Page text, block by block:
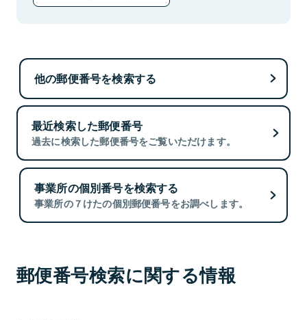
他の郵便番号を検索する
最近検索した郵便番号
過去に検索した郵便番号をご覧いただけます。
事業所の個別番号を検索する
事業所の７けたの個別郵便番号をお調べします。
郵便番号検索に関する情報